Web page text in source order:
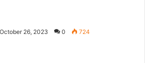
October 26, 2023 0 724